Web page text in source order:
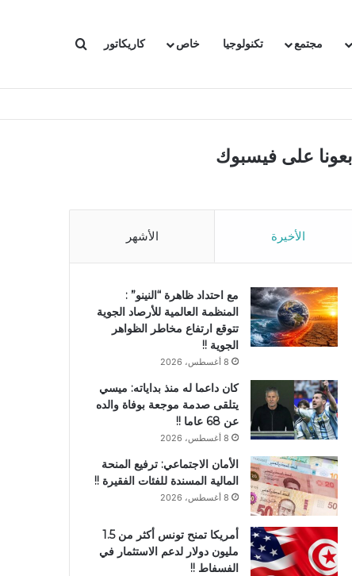
مجتمع تكنولوجيا خاص كاريكاتور بحث عن
على فيسبوك
الأخيرة الأشهر
مع احتداد ظاهرة “النينو” :
المنظمة العالمية للأرصاد الجوية
تتوقع ارتفاع مخاطر الظواهر
الجوية !!
8 أغسطس، 2026
كان داعما له منذ بداياته: ميسي
يتلقى صدمة موجعة بوفاة والده
عن 68 عاما !!
8 أغسطس، 2026
الأمان الاجتماعي: ترفيع المنحة
المالية المسندة للفئات الفقيرة !!
8 أغسطس، 2026
أمريكا تمنح تونس أكثر من 1.5
مليون دولار لدعم الاستثمار في
الفسفاط !!